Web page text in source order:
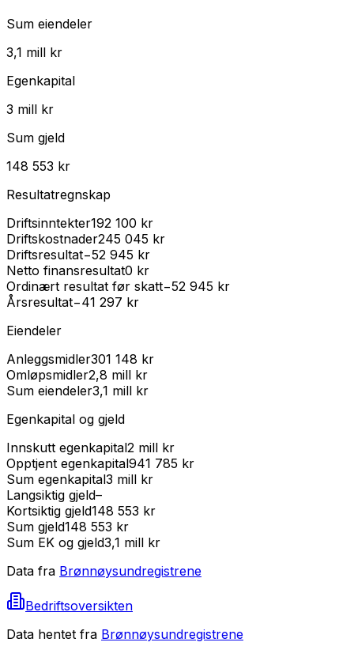
Sum eiendeler
3,1 mill kr
Egenkapital
3 mill kr
Sum gjeld
148 553 kr
Resultatregnskap
Driftsinntekter192 100 kr
Driftskostnader245 045 kr
Driftsresultat−52 945 kr
Netto finansresultat0 kr
Ordinært resultat før skatt−52 945 kr
Årsresultat−41 297 kr
Eiendeler
Anleggsmidler301 148 kr
Omløpsmidler2,8 mill kr
Sum eiendeler3,1 mill kr
Egenkapital og gjeld
Innskutt egenkapital2 mill kr
Opptjent egenkapital941 785 kr
Sum egenkapital3 mill kr
Langsiktig gjeld–
Kortsiktig gjeld148 553 kr
Sum gjeld148 553 kr
Sum EK og gjeld3,1 mill kr
Data fra Brønnøysundregistrene
Bedriftsoversikten
Data hentet fra Brønnøysundregistrene